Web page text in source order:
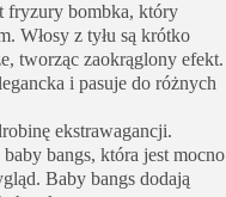
fryzury bombka, który
Włosy z tyłu są krótko
tworząc zaokrąglony efekt.
i pasuje do różnych
ekstrawagancji.
bangs, która jest mocno
Baby bangs dodają